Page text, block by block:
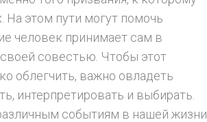
На этом пути могут помочь
человек принимает сам в
совестью. Чтобы этот
облегчить, важно овладеть
интерпретировать и выбирать.
событиям в нашей жизни